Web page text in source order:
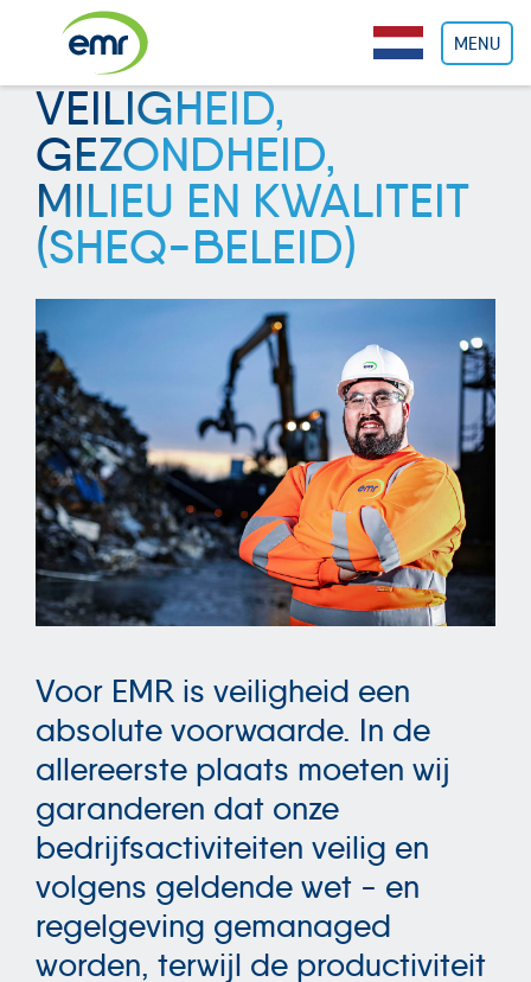
MENU
VEILIGHEID,
GEZONDHEID,
MILIEU EN KWALITEIT
(SHEQ-BELEID)
Voor EMR is veiligheid een
absolute voorwaarde. In de
allereerste plaats moeten wij
garanderen dat onze
bedrijfsactiviteiten veilig en
volgens geldende wet - en
regelgeving gemanaged
worden, terwijl de productiviteit
Cookies beheer paneel